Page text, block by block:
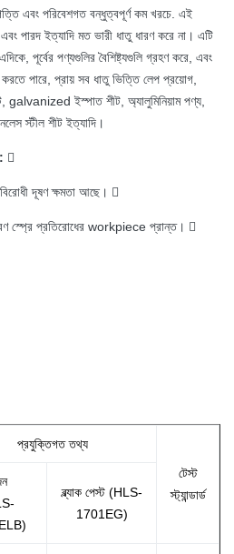
এবং পরিবেশগত বন্ধুত্বপূর্ণ কম খরচে. এই
পারদ ইত্যাদি মত ভারী ধাতু ধারণ করে না। এটি
পূর্বের পণ্যগুলির বৈশিষ্ট্যগুলি গ্রহণ করে, এবং
পারে, প্রায় সব ধাতু ভিত্তি লেপ প্রয়োগ,
galvanized ইস্পাত শীট, অ্যালুমিনিয়াম পণ্য,
স্টীল শীট ইত্যাদি।

দূষণ ক্ষমতা আছে। 
লবণ স্প্রে প্রতিরোধের workpiece প্রান্ত। 
প্রযুক্তিগত তথ্য
টেস্ট
স্ট্যান্ডার্ড
ব্ল্যাক পেস্ট (HLS-
1701EG)